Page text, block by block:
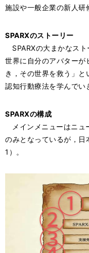
施設や一般企業の新人研
SPARXのストーリー
SPARXの大まかなス
世界に自分のアバターが
き，その世界を救う」
認知行動療法を学んでい
SPARXの構成
メインメニューはニュ
のみとなっているが，日
1）。